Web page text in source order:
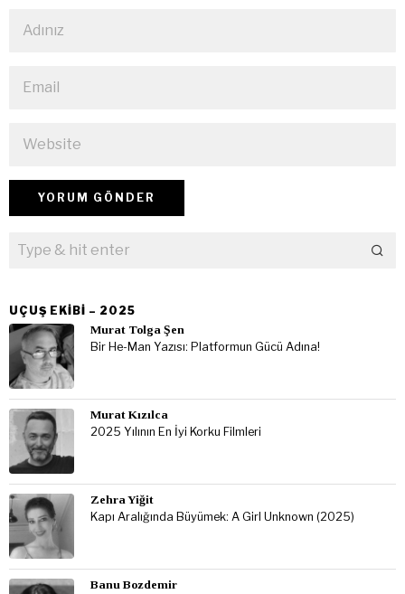
UÇUŞ EKIBI – 2025
Murat Tolga Şen
Bir He-Man Yazısı: Platformun Gücü Adına!
Murat Kızılca
2025 Yılının En İyi Korku Filmleri
Zehra Yiğit
Kapı Aralığında Büyümek: A Girl Unknown (2025)
Banu Bozdemir